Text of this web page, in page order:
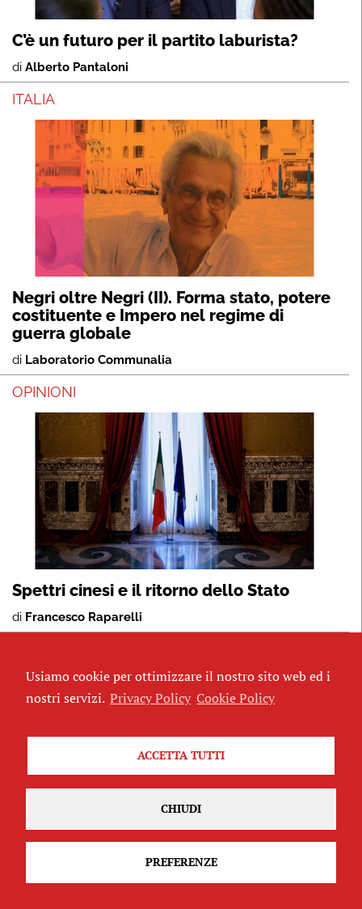
C’è un futuro per il partito laburista?
di Alberto Pantaloni
ITALIA
Negri oltre Negri (II). Forma stato, potere
costituente e Impero nel regime di
guerra globale
di Laboratorio Communalia
OPINIONI
Spettri cinesi e il ritorno dello Stato
di Francesco Raparelli
IN EVIDENZA
Usiamo cookie per ottimizzare il nostro sito web ed i
nostri servizi. Privacy Policy Cookie Policy
ACCETTA TUTTI
CHIUDI
PREFERENZE